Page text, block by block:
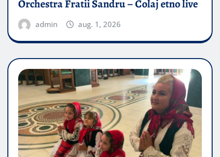
Orchestra Fratii Sandru – Colaj etno live
admin aug. 1, 2026